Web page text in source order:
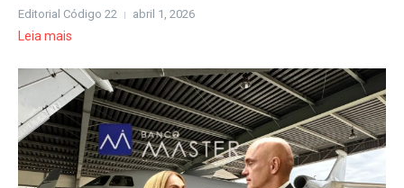
Editorial Código 22 abril 1, 2026
Leia mais